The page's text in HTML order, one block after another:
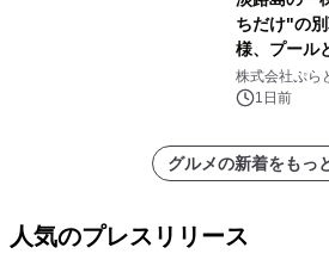
ちだけ"の
様、プール
きで Villa
素泊りプラン
株式会社ぷら
1日前
グルメの新着をもっ
人気のプレスリリース